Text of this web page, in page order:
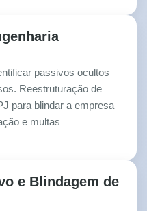
passivos ocultos
Reestruturação de
para blindar a empresa
e multas
e Blindagem de